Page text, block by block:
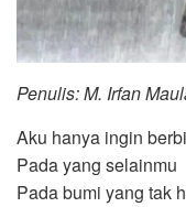
Penulis: M. Irfan
Aku hanya ingin
Pada yang selainmu
Pada bumi yang tak